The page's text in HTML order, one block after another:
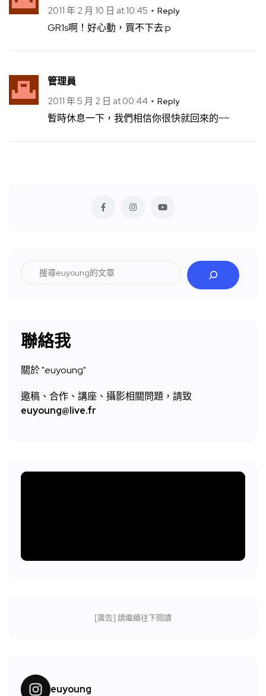
2011 年 2 月 10 日 at 10:45 Reply
GR1s啊！好心動，買不下去:p
管理員
2011 年 5 月 2 日 at 00:44 Reply
暫時休息一下，我們相信你很快就回來的~~
聯絡我
關於 "euyoung"
邀稿、合作、講座、攝影相關問題，請致
euyoung@live.fr
[廣告] 請繼續往下閱讀
euyoung